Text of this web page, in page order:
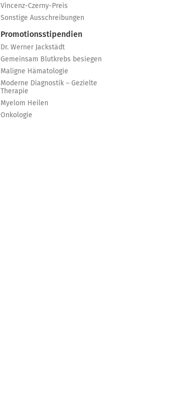
Vincenz-Czerny-Preis
Sonstige Ausschreibungen
Promotionsstipendien
Dr. Werner Jackstädt
Gemeinsam Blutkrebs besiegen
Maligne Hämatologie
Moderne Diagnostik – Gezielte
Therapie
Myelom Heilen
Onkologie